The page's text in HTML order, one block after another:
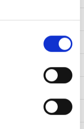
locatie,
actief te scannen
detailgedeelte in.